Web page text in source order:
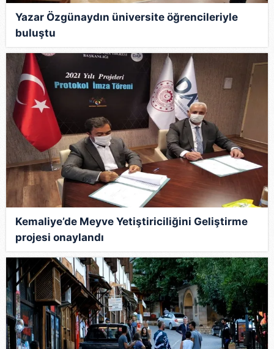
Yazar Özgünaydın üniversite öğrencileriyle
buluştu
Kemaliye’de Meyve Yetiştiriciliğini Geliştirme
projesi onaylandı